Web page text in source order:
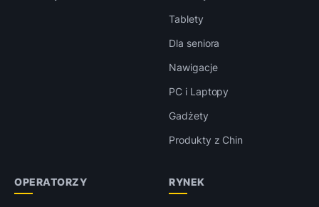
Tablety
Dla seniora
Nawigacje
PC i Laptopy
Gadżety
Produkty z Chin
OPERATORZY RYNEK